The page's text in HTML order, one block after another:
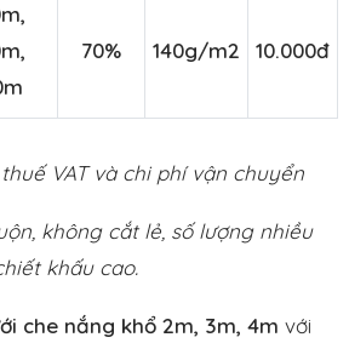
70% 140g/m2 10.000đ
VAT và chi phí vận chuyển
không cắt lẻ, số lượng nhiều
khấu cao.
che nắng khổ 2m, 3m, 4m với